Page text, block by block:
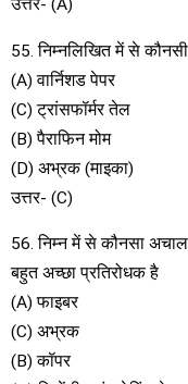
उत्तर- (A)
55. निम्नलिखित में से
(A) वार्निशड पेपर
(C) ट्रांसफॉर्मर तेल
(B) पैराफिन मोम
(D) अभ्रक (माइका)
उत्तर- (C)
56. निम्न में से कौनसा
बहुत अच्छा प्रतिरोधक है
(A) फाइबर
(C) अभ्रक
(B) कॉपर